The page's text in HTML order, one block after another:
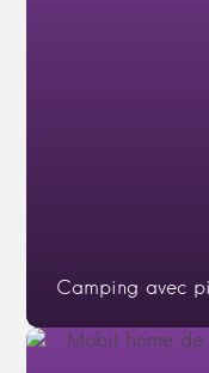
Camping avec